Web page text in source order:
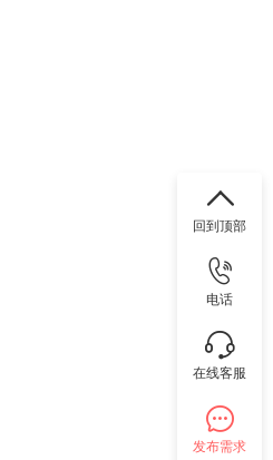
回到顶部
电话
在线客服
发布需求